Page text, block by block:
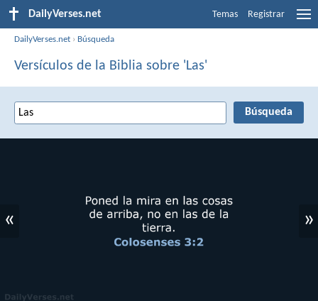
DailyVerses.net Temas Registrar
DailyVerses.net › Búsqueda
Versículos de la Biblia sobre 'Las'
« »